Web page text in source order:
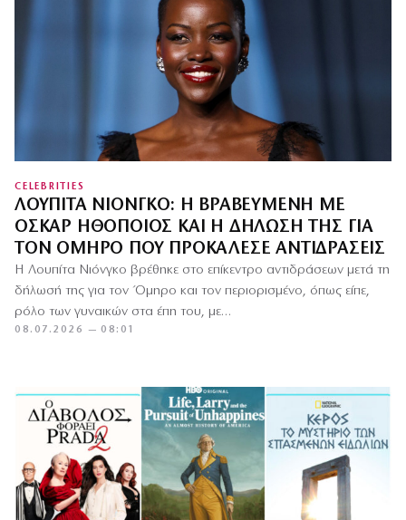
CELEBRITIES
ΛΟΥΠΊΤΑ ΝΙΌΝΓΚΟ: Η ΒΡΑΒΕΥΜΈΝΗ ΜΕ
ΌΣΚΑΡ ΗΘΟΠΟΙΌΣ ΚΑΙ Η ΔΉΛΩΣΉ ΤΗΣ ΓΙΑ
ΤΟΝ ΌΜΗΡΟ ΠΟΥ ΠΡΟΚΆΛΕΣΕ ΑΝΤΙΔΡΆΣΕΙΣ
Η Λουπίτα Νιόνγκο βρέθηκε στο επίκεντρο αντιδράσεων μετά τη
δήλωσή της για τον Όμηρο και τον περιορισμένο, όπως είπε,
ρόλο των γυναικών στα έπη του, με…
08.07.2026 — 08:01